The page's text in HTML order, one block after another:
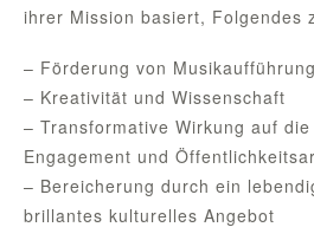
ihrer Mission basiert, Folgendes
– Förderung von
– Kreativität und Wissenschaft
– Transformative Wirkung auf
Engagement und
– Bereicherung durch ein
brillantes kulturelles Angebot